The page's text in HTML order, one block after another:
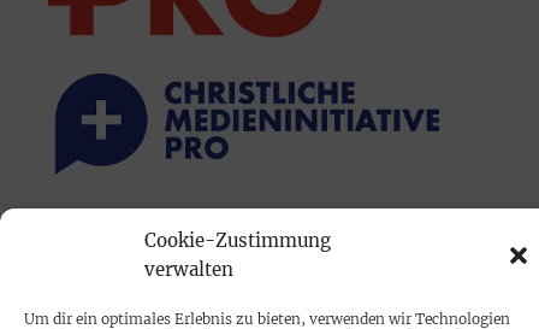
Cookie-Zustimmung
verwalten
Um dir ein optimales Erlebnis zu bieten, verwenden wir Technologien
PRINTAUSGABE
Mediadaten